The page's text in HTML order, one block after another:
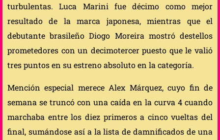
turbulentas. Luca Marini fue décimo como mejor
resultado de la marca japonesa, mientras que el
debutante brasileño Diogo Moreira mostró destellos
prometedores con un decimotercer puesto que le valió
tres puntos en su estreno absoluto en la categoría.
Mención especial merece Alex Márquez, cuyo fin de
semana se truncó con una caída en la curva 4 cuando
marchaba entre los diez primeros a cinco vueltas del
final, sumándose así a la lista de damnificados de una